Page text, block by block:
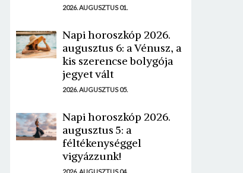
2026. AUGUSZTUS 01.
Napi horoszkóp 2026.
augusztus 6: a Vénusz, a
kis szerencse bolygója
jegyet vált
2026. AUGUSZTUS 05.
Napi horoszkóp 2026.
augusztus 5: a
féltékenységgel
vigyázzunk!